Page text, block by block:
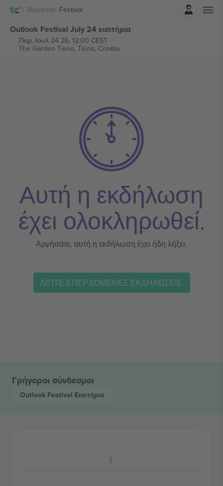
Μουσική Festival
Outlook Festival July 24 εισιτήρια
Παρ, Ιουλ 24 26, 12:00 CEST
The Garden Tisno, Tisno, Croatia
Αυτή η εκδήλωση
έχει ολοκληρωθεί.
Αργήσατε, αυτή η εκδήλωση έχει ήδη λήξει.
ΔΕΊΤΕ ΕΠΕΡΧΌΜΕΝΕΣ ΕΚΔΗΛΏΣΕΙΣ.
Γρήγοροι σύνδεσμοι
Outlook Festival Εισιτήρια